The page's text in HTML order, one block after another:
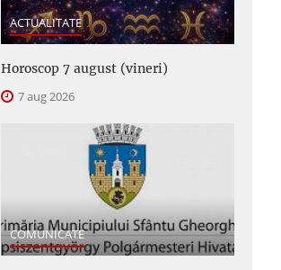
ACTUALITATE
Horoscop 7 august (vineri)
7 aug 2026
COMUNICATE